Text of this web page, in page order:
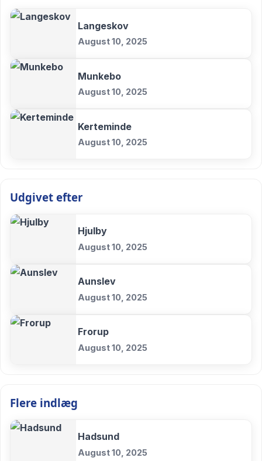
Langeskov
August 10, 2025
Munkebo
August 10, 2025
Kerteminde
August 10, 2025
Udgivet efter
Hjulby
August 10, 2025
Aunslev
August 10, 2025
Frorup
August 10, 2025
Flere indlæg
Hadsund
August 10, 2025